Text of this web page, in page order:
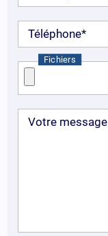
Téléphone*
Fichiers
Votre message